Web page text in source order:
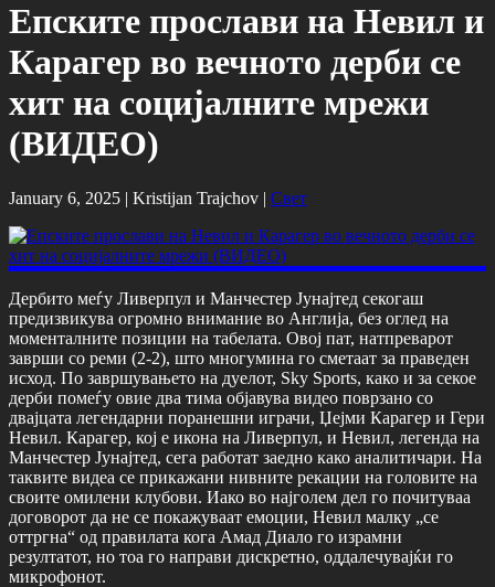
Епските прослави на Невил и
Карагер во вечното дерби се
хит на социјалните мрежи
(ВИДЕО)
January 6, 2025 | Kristijan Trajchov | Свет
Дербито меѓу Ливерпул и Манчестер Јунајтед секогаш
предизвикува огромно внимание во Англија, без оглед на
моменталните позиции на табелата. Овој пат, натпреварот
заврши со реми (2-2), што многумина го сметаат за праведен
исход. По завршувањето на дуелот, Sky Sports, како и за секое
дерби помеѓу овие два тима објавува видео поврзано со
двајцата легендарни поранешни играчи, Џејми Карагер и Гери
Невил. Карагер, кој е икона на Ливерпул, и Невил, легенда на
Манчестер Јунајтед, сега работат заедно како аналитичари. На
таквите видеа се прикажани нивните рекации на головите на
своите омилени клубови. Иако во најголем дел го почитуваа
договорот да не се покажуваат емоции, Невил малку „се
оттргна“ од правилата кога Амад Диало го израмни
резултатот, но тоа го направи дискретно, оддалечувајќи го
микрофонот.